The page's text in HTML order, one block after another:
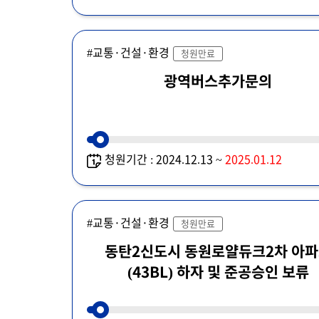
#교통·건설·환경 청원만료
광역버스추가문의
청원기간 : 2024.12.13 ~ 2025.01.12
#교통·건설·환경 청원만료
동탄2신도시 동원로얄듀크2차 아
(43BL) 하자 및 준공승인 보류